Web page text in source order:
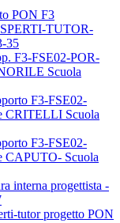
PON F3
TUTOR-
35
F3-FSE02-POR-
Scuola
F3-FSE02-
CRITELLI Scuola
F3-FSE02-
CAPUTO- Scuola
interna progettista -
tutor progetto PON